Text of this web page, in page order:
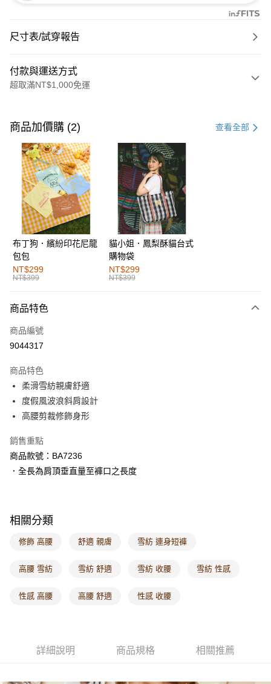
尺寸表/試穿報告
付款與運送方式
超取滿NT$1,000免運
信用卡一次付款
購物金
超商取貨付款
LINE Pay
街口支付
運送方式
全家取貨付款
每筆NT$60，滿NT$1,000(含以上)免運費
付款後全家取貨
萊爾富取貨付款
付款後萊爾富取貨
每筆NT$60，滿NT$1,000(含以上)免運費
7-11取貨付款
每筆NT$60，滿NT$1,000(含以上)免運費
付款後7-11取貨
每筆NT$60，滿NT$1,000(含以上)免運費
每筆NT$120，滿NT$1,000(含以上)免運費
付款後門市自取
海外配送-港/澳/新/馬/泰國專屬 查看運費
海外配送-其他亞洲地區
商品加價購 (2) 查看全部
布丁狗．繽紛印花尼龍
包包
NT$299
NT$399
貓小姐．鳳梨酥貓台式
購物袋
NT$299
NT$399
商品特色
商品編號
9044317
商品特色
柔滑雪紡親膚舒適
度假風波浪斜肩設計
高腰剪裁修飾身形
銷售重點
商品款號：BA7236
．全長為肩頂垂直量至褲口之長度
相關分類
修飾 高腰 舒適 親膚 雪紡 連身短褲
高腰 雪紡 雪紡 舒適 雪紡 收腰 雪紡 性感
性感 高腰 高腰 舒適 性感 收腰
詳細說明 商品規格 相關推薦